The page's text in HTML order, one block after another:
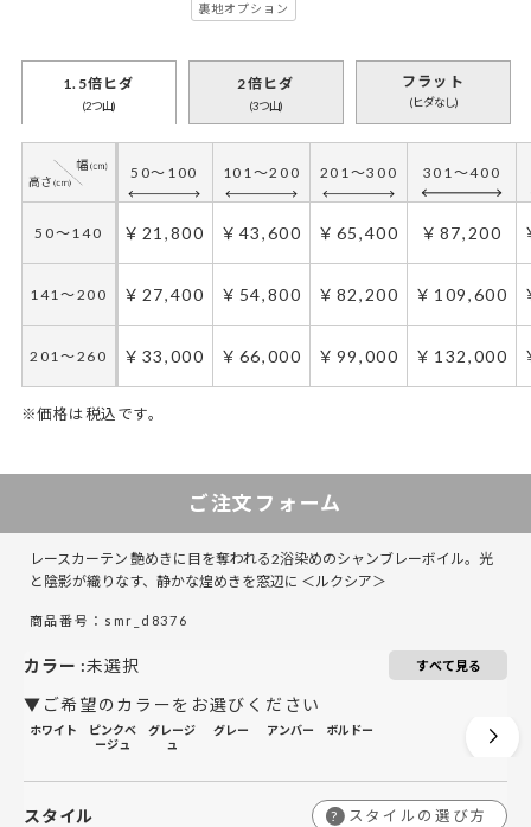
裏地オプション
1.5倍ヒダ
(2つ山)
50～100 101～200 201～300 301～400
50～140 ￥21,800 ￥43,600 ￥65,400 ￥87,200
141～200 ￥27,400 ￥54,800 ￥82,200 ￥109,600
201～260 ￥33,000 ￥66,000 ￥99,000 ￥132,000
※価格は税込です。
2倍ヒダ
(3つ山)
141～200 ￥41,100 ￥82,200 ￥123,300
フラット
(ヒダなし)
141～200 ￥27,400 ￥54,800 ￥82,200
ご注文フォーム
レースカーテン 艶めきに目を奪われる2浴染めのシャンブレーボイル。光
と陰影が織りなす、静かな煌めきを窓辺に ＜ルクシア＞
商品番号：smr_d8376
カラー :未選択 すべて見る
▼ご希望のカラーをお選びください
ホワイト
ピンクベ
ージュ
グレージ
ュ
グレー アンバー ボルドー
スタイル ? スタイルの選び方